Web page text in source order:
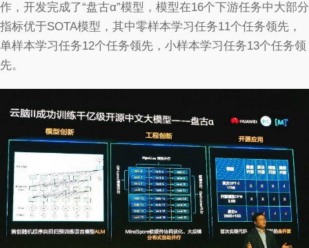
作，开发完成了“盘古α”模型，模型在16个下游任务中大部分
指标优于SOTA模型，其中零样本学习任务11个任务领先，
单样本学习任务12个任务领先，小样本学习任务13个任务领
先。